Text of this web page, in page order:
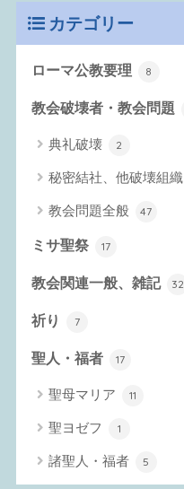
カテゴリー
ローマ公教要理 8
教会破壊者・教会問題
典礼破壊 2
秘密結社、他破壊組織
教会問題全般 47
ミサ聖祭 17
教会関連一般、雑記 32
祈り 7
聖人・福者 17
聖母マリア 11
聖ヨゼフ 1
諸聖人・福者 5